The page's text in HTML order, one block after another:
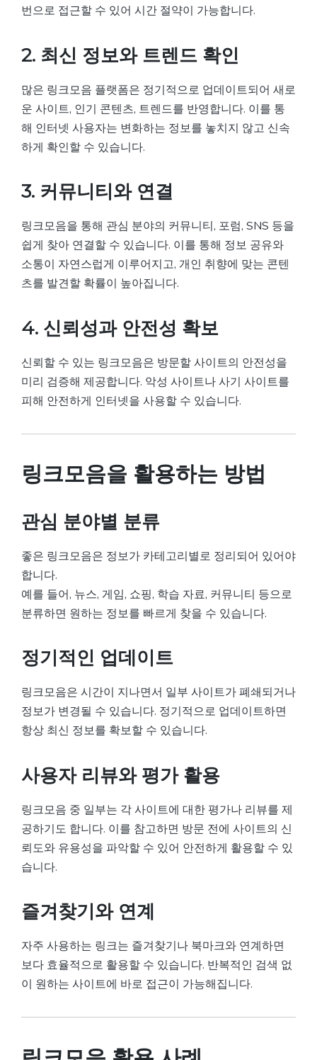
번으로 접근할 수 있어 시간 절약이 가능합니다.
2. 최신 정보와 트렌드 확인
많은 링크모음 플랫폼은 정기적으로 업데이트되어 새로
운 사이트, 인기 콘텐츠, 트렌드를 반영합니다. 이를 통
해 인터넷 사용자는 변화하는 정보를 놓치지 않고 신속
하게 확인할 수 있습니다.
3. 커뮤니티와 연결
링크모음을 통해 관심 분야의 커뮤니티, 포럼, SNS 등을
쉽게 찾아 연결할 수 있습니다. 이를 통해 정보 공유와
소통이 자연스럽게 이루어지고, 개인 취향에 맞는 콘텐
츠를 발견할 확률이 높아집니다.
4. 신뢰성과 안전성 확보
신뢰할 수 있는 링크모음은 방문할 사이트의 안전성을
미리 검증해 제공합니다. 악성 사이트나 사기 사이트를
피해 안전하게 인터넷을 사용할 수 있습니다.
링크모음을 활용하는 방법
관심 분야별 분류
좋은 링크모음은 정보가 카테고리별로 정리되어 있어야
합니다.
예를 들어, 뉴스, 게임, 쇼핑, 학습 자료, 커뮤니티 등으로
분류하면 원하는 정보를 빠르게 찾을 수 있습니다.
정기적인 업데이트
링크모음은 시간이 지나면서 일부 사이트가 폐쇄되거나
정보가 변경될 수 있습니다. 정기적으로 업데이트하면
항상 최신 정보를 확보할 수 있습니다.
사용자 리뷰와 평가 활용
링크모음 중 일부는 각 사이트에 대한 평가나 리뷰를 제
공하기도 합니다. 이를 참고하면 방문 전에 사이트의 신
뢰도와 유용성을 파악할 수 있어 안전하게 활용할 수 있
습니다.
즐겨찾기와 연계
자주 사용하는 링크는 즐겨찾기나 북마크와 연계하면
보다 효율적으로 활용할 수 있습니다. 반복적인 검색 없
이 원하는 사이트에 바로 접근이 가능해집니다.